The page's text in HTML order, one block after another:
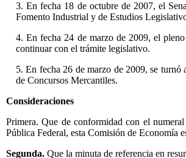
3. En fecha 18 de octubre de 2007, el
Fomento Industrial y de Estudios
4. En fecha 24 de marzo de 2009, el
continuar con el trámite legislativo.
5. En fecha 26 de marzo de 2009, se
de Concursos Mercantiles.
Consideraciones
Primera. Que de conformidad con el
Pública Federal, esta Comisión de Economía
Segunda. Que la minuta de referencia en